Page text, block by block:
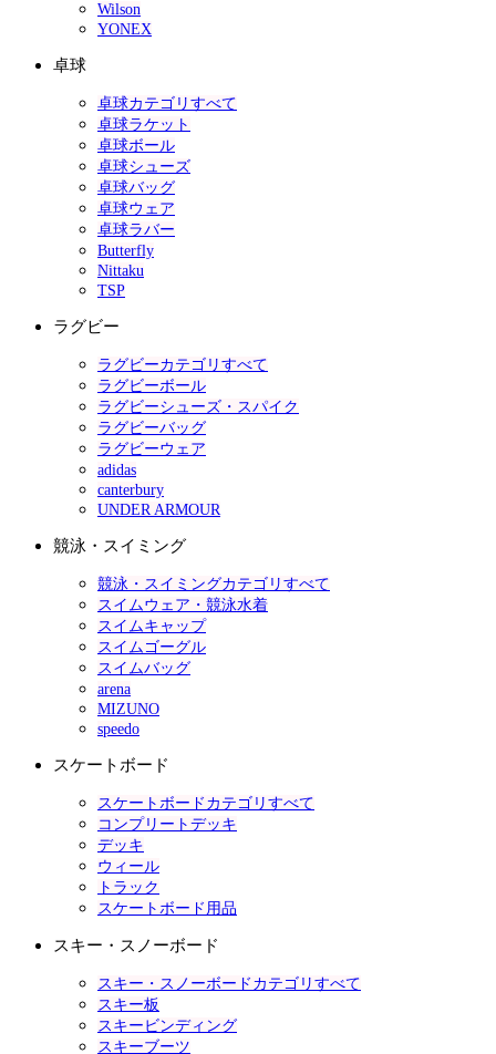
Wilson
YONEX
卓球
卓球カテゴリすべて
卓球ラケット
卓球ボール
卓球シューズ
卓球バッグ
卓球ウェア
卓球ラバー
Butterfly
Nittaku
TSP
ラグビー
ラグビーカテゴリすべて
ラグビーボール
ラグビーシューズ・スパイク
ラグビーバッグ
ラグビーウェア
adidas
canterbury
UNDER ARMOUR
競泳・スイミング
競泳・スイミングカテゴリすべて
スイムウェア・競泳水着
スイムキャップ
スイムゴーグル
スイムバッグ
arena
MIZUNO
speedo
スケートボード
スケートボードカテゴリすべて
コンプリートデッキ
デッキ
ウィール
トラック
スケートボード用品
スキー・スノーボード
スキー・スノーボードカテゴリすべて
スキー板
スキービンディング
スキーブーツ